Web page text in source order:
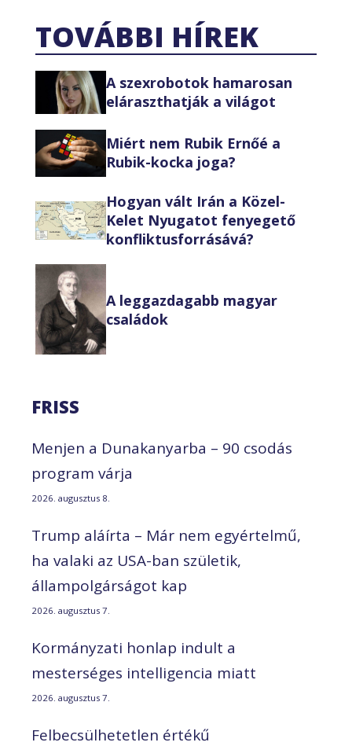
TOVÁBBI HÍREK
A szexrobotok hamarosan
eláraszthatják a világot
Miért nem Rubik Ernőé a
Rubik-kocka joga?
Hogyan vált Irán a Közel-
Kelet Nyugatot fenyegető
konfliktusforrásává?
A leggazdagabb magyar
családok
FRISS
Menjen a Dunakanyarba – 90 csodás
program várja
2026. augusztus 8.
Trump aláírta – Már nem egyértelmű,
ha valaki az USA-ban születik,
állampolgárságot kap
2026. augusztus 7.
Kormányzati honlap indult a
mesterséges intelligencia miatt
2026. augusztus 7.
Felbecsülhetetlen értékű